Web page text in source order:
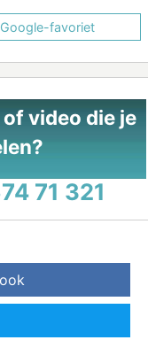
favoriet
video die je
71 321